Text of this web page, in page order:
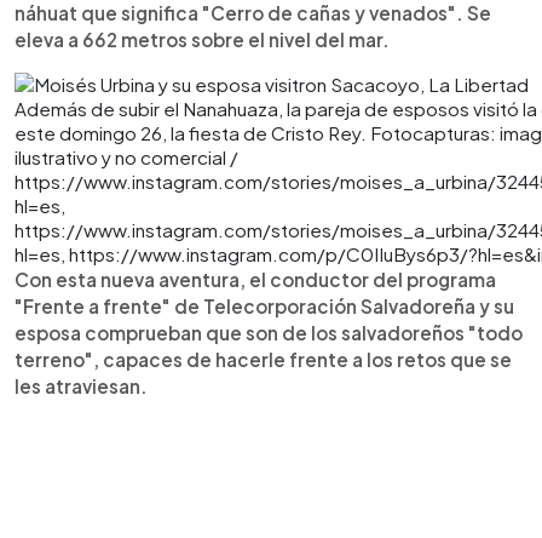
náhuat que significa "Cerro de cañas y venados". Se
eleva a 662 metros sobre el nivel del mar.
Además de subir el Nanahuaza, la pareja de esposos visitó
este domingo 26, la fiesta de Cristo Rey. Fotocapturas:
ilustrativo y no comercial /
https://www.instagram.com/stories/moises_a_urbina/
hl=es,
https://www.instagram.com/stories/moises_a_urbina/
hl=es, https://www.instagram.com/p/C0IIuBys6p3/
Con esta nueva aventura, el conductor del programa
"Frente a frente" de Telecorporación Salvadoreña y su
esposa comprueban que son de los salvadoreños "todo
terreno", capaces de hacerle frente a los retos que se
les atraviesan.